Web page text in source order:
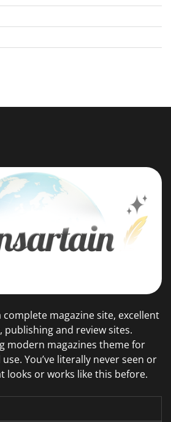
complete magazine site, excellent
publishing and review sites.
modern magazines theme for
You’ve literally never seen or
looks or works like this before.